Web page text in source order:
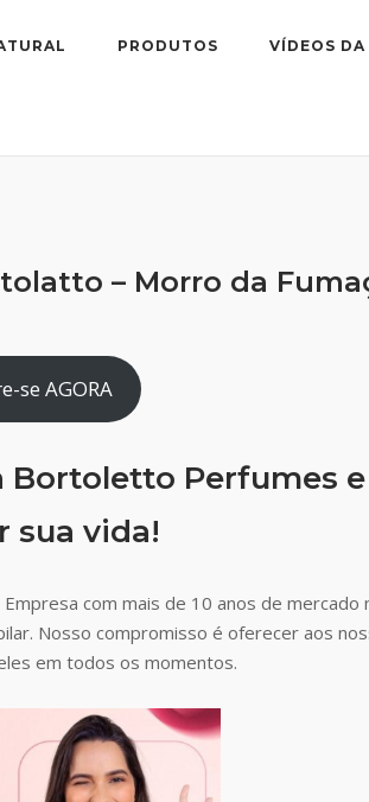
PRODUTOS VÍDEOS
– Morro da
se AGORA
Bortoletto Perfumes e
sua vida!
com mais de 10 anos de mercado
Nosso compromisso é oferecer aos
em todos os momentos.